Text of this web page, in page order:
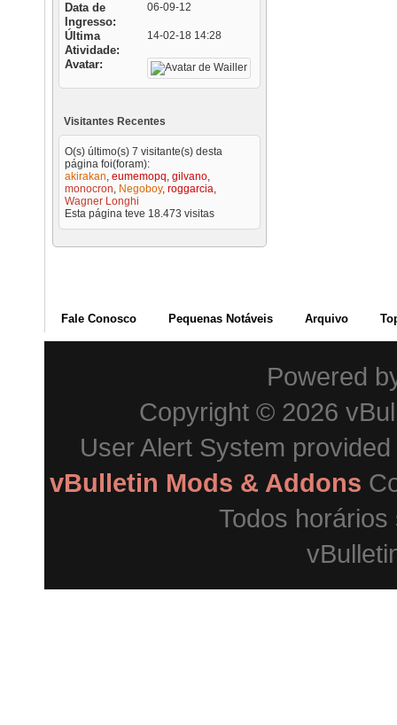
Data de
Ingresso
06-09-12
Última
Atividade
14-02-18 14:28
Avatar
Visitantes Recentes
O(s) último(s) 7 visitante(s) desta
página foi(foram):
akirakan, eumemopq, gilvano,
monocron, Negoboy, roggarcia,
Wagner Longhi
Esta página teve 18.473 visitas
Fale Conosco Pequenas Notáveis Arquivo
Powered
Copyright © 2026
User Alert System
vBulletin Mods & Addons
Todos